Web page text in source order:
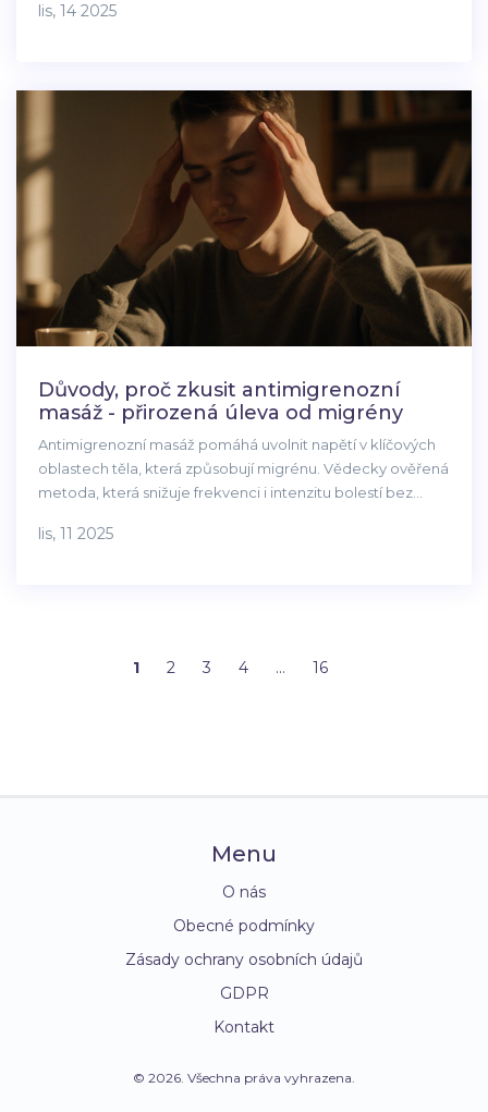
lis, 14 2025
Důvody, proč zkusit antimigrenozní
masáž - přirozená úleva od migrény
Antimigrenozní masáž pomáhá uvolnit napětí v klíčových
oblastech těla, která způsobují migrénu. Vědecky ověřená
metoda, která snižuje frekvenci i intenzitu bolestí bez
lis, 11 2025
1 2 3 4 … 16
Menu
O nás
Obecné podmínky
Zásady ochrany osobních údajů
GDPR
Kontakt
© 2026. Všechna práva vyhrazena.